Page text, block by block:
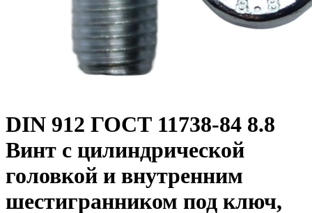
DIN 912 ГОСТ 11738-84 8.8
Винт с цилиндрической
головкой и внутренним
шестигранником под ключ,